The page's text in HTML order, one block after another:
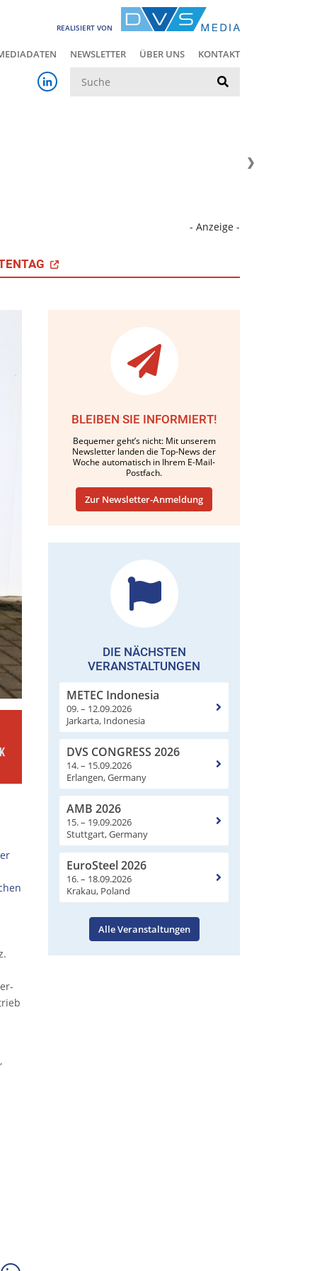
REALISIERT VON
NEWSLETTER ÜBER UNS KONTAKT
- Anzeige -
BLEIBEN SIE INFORMIERT!
Bequemer geht’s nicht: Mit unserem
Newsletter landen die Top-News der
Woche automatisch in Ihrem E-Mail-
Postfach.
Zur Newsletter-Anmeldung
DIE NÄCHSTEN
VERANSTALTUNGEN
METEC Indonesia
09. – 12.09.2026
Jarkarta, Indonesia
DVS CONGRESS 2026
14. – 15.09.2026
Erlangen, Germany
AMB 2026
15. – 19.09.2026
Stuttgart, Germany
EuroSteel 2026
16. – 18.09.2026
Krakau, Poland
Alle Veranstaltungen